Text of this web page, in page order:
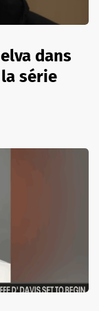
dans
série